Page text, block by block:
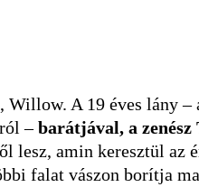
A 19 éves lány –
–barátjával, a
lesz, amin keresztül az
falat vászon borítja